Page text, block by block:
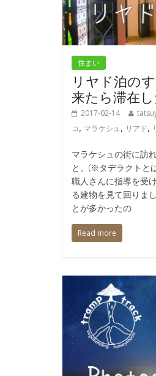
住まい
リヤド泊の
来たら滞在
2017-02-14
コ, マラケシュ, リアド,
マラケシュの街に訪
と。(※タデラクトと
職人さんに指導を受
る建物を見て回りま
とが多かったの
Read more